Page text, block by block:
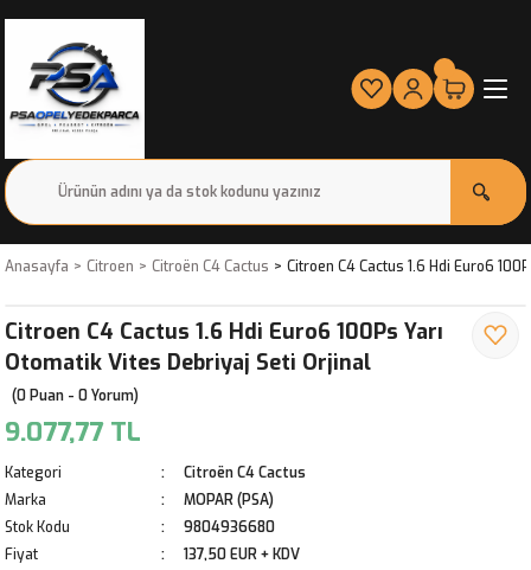
Anasayfa Citroen Citroën C4 Cactus Citroen C4 Cactus 1.6 Hdi Euro6
Citroen C4 Cactus 1.6 Hdi Euro6 100Ps Yarı
Otomatik Vites Debriyaj Seti Orjinal
(0 Puan - 0 Yorum)
9.077,77 TL
Kategori
Citroën C4 Cactus
Marka
MOPAR (PSA)
Stok Kodu
9804936680
Fiyat
137,50 EUR + KDV